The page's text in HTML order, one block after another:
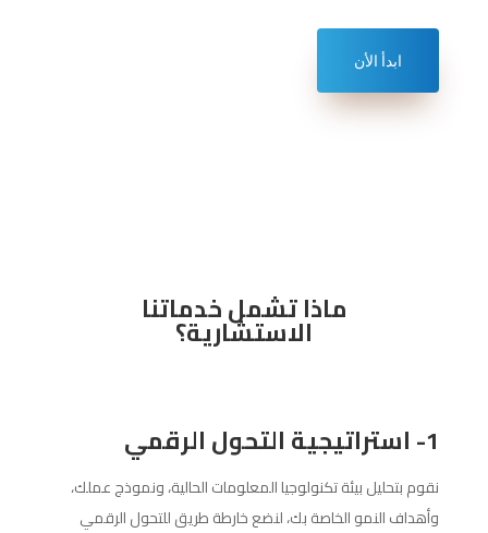
ابدأ الأن
ماذا تشمل خدماتنا
الاستشارية؟
1- استراتيجية التحول الرقمي
نقوم بتحليل بيئة تكنولوجيا المعلومات الحالية، ونموذج عملك،
وأهداف النمو الخاصة بك، لنضع خارطة طريق للتحول الرقمي